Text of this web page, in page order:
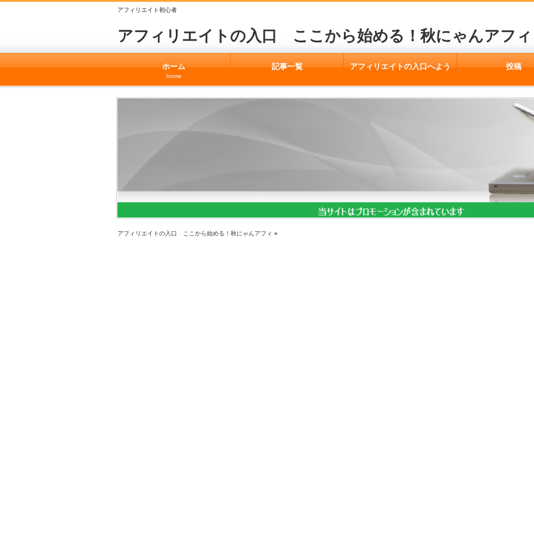
アフィリエイト初心者
アフィリエイトの入口 ここから始める！秋にゃんアフィ
ホーム
home
記事一覧 アフィリエイトの入口へよう 投稿
アフィリエイトの入口 ここから始める！秋にゃんアフィ »